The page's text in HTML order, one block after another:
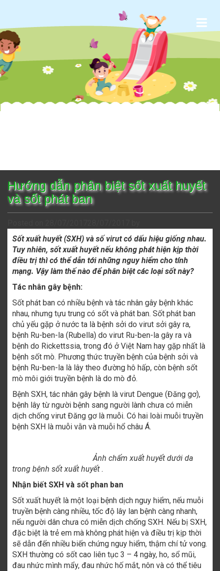
Toggle
Mầm
Non
Ban
Thành
Hướng dẫn phân biệt sốt xuất huyết
và sốt phát ban
Sốt xuất huyết (SXH) và số virut có dấu hiệu giống nhau.
Tuy nhiên, sốt xuất huyết nếu không phát hiện kịp thời
điều trị thì có thể dẫn tới những nguy hiểm cho tính
mạng. Vậy làm thế nào để phân biệt các loại sốt này?
Tác nhân gây bệnh:
Sốt phát ban có nhiều bệnh và tác nhân gây bệnh khác
nhau, nhưng tựu trung có sốt và phát ban. Sốt phát ban
chủ yếu gặp ở nước ta là bệnh sởi do virut sởi gây ra,
bệnh Ru-ben-la (Rubella) do virut Ru-ben-la gây ra và
bệnh do Rickettssia, trong đó ở Việt Nam hay gặp nhất là
bệnh sốt mò. Phương thức truyền bệnh của bệnh sởi và
bệnh Ru-ben-la là lây theo đường hô hấp, còn bệnh sốt
mò môi giới truyền bệnh là do mò đỏ.
Bệnh SXH, tác nhân gây bệnh là virut Dengue (Đăng gơ),
bệnh lây từ người bệnh sang người lành chưa có miễn
dịch chống virut Đăng gơ là muỗi. Có hai loài muỗi truyền
bệnh SXH là muỗi vằn và muỗi hổ châu Á.
Ảnh chấm xuất huyết dưới da
trong bệnh sốt xuất huyết .
Nhận biết SXH và sốt phan ban
Sốt xuất huyết là một loại bệnh dịch nguy hiểm, nếu muỗi
truyền bệnh càng nhiều, tốc độ lây lan bệnh càng nhanh,
nếu người dân chưa có miễn dịch chống SXH. Nếu bị SXH,
đặc biệt là trẻ em mà không phát hiện và điều trị kịp thời
sẽ dẫn đến nhiều biến chứng nguy hiểm, thậm chí tử vong.
SXH thường có sốt cao liên tục 3 – 4 ngày, ho, sổ mũi,
đau nhức mình mẩy, đau nhức hố mắt, nôn và có thể tiêu